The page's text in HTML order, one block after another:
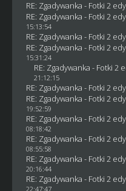
RE: Zgadywanka - Fotki 2
RE: Zgadywanka - Fotki 2
15:13:54
RE: Zgadywanka - Fotki 2
RE: Zgadywanka - Fotki 2
15:31:24
RE: Zgadywanka - Fotki 2
21:12:15
RE: Zgadywanka - Fotki 2
RE: Zgadywanka - Fotki 2
19:52:59
RE: Zgadywanka - Fotki 2
08:18:42
RE: Zgadywanka - Fotki 2
08:55:58
RE: Zgadywanka - Fotki 2
20:16:44
RE: Zgadywanka - Fotki 2
22:47:47